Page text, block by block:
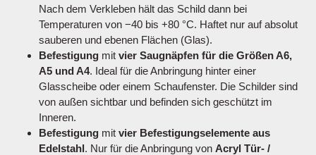
Nach dem Verkleben hält das Schild dann bei
Temperaturen von −40 bis +80 °C. Haftet nur auf absolut
sauberen und ebenen Flächen (Glas).
Befestigung mit vier Saugnäpfen für die Größen A6,
A5 und A4. Ideal für die Anbringung hinter einer
Glasscheibe oder einem Schaufenster. Die Schilder sind
von außen sichtbar und befinden sich geschützt im
Inneren.
Befestigung mit vier Befestigungselemente aus
Edelstahl. Nur für die Anbringung von Acryl Tür- /